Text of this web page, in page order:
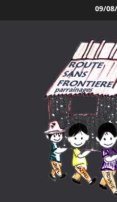
au
09/